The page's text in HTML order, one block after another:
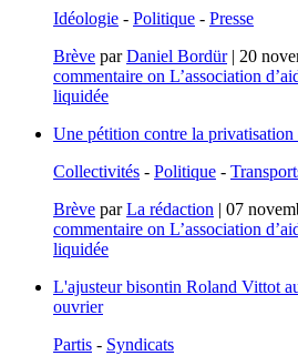
Idéologie - Politique - Presse
Brève parDaniel Bordür| 20
commentaire on L’association
liquidée
Une pétition contre la privatisation
Collectivités - Politique -
Brève parLa rédaction | 07
commentaire on L’association
liquidée
L'ajusteur bisontin Roland Vittot
ouvrier
Partis - Syndicats